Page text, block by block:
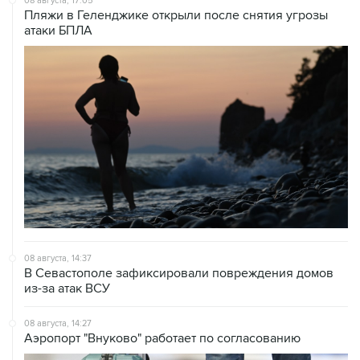
Пляжи в Геленджике открыли после снятия угрозы
атаки БПЛА
08 августа, 14:37
В Севастополе зафиксировали повреждения домов
из-за атак ВСУ
08 августа, 14:27
Аэропорт "Внуково" работает по согласованию